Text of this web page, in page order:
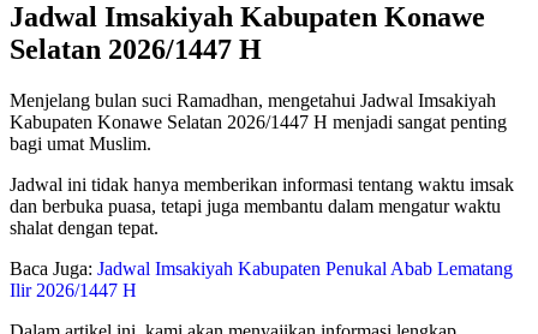
Jadwal Imsakiyah Kabupaten Konawe
Selatan 2026/1447 H
Menjelang bulan suci Ramadhan, mengetahui Jadwal Imsakiyah
Kabupaten Konawe Selatan 2026/1447 H menjadi sangat penting
bagi umat Muslim.
Jadwal ini tidak hanya memberikan informasi tentang waktu imsak
dan berbuka puasa, tetapi juga membantu dalam mengatur waktu
shalat dengan tepat.
Baca Juga: Jadwal Imsakiyah Kabupaten Penukal Abab Lematang
Ilir 2026/1447 H